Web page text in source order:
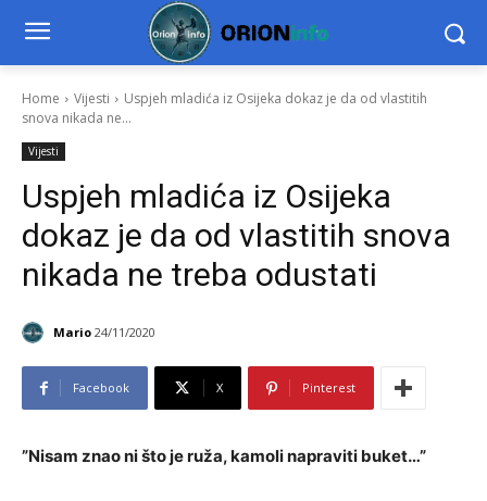
Home Vijesti
Uspjeh mladića iz Osijeka dokaz je da od vlastitih
snova nikada ne...
Vijesti
Uspjeh mladića iz Osijeka
dokaz je da od vlastitih snova
nikada ne treba odustati
Mario 24/11/2020
Facebook X Pinterest
”Nisam znao ni što je ruža, kamoli napraviti buket…”